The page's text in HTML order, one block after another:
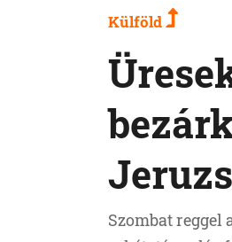
Külföld
Szombat reggel